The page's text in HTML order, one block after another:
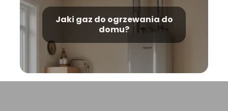
Jaki gaz do ogrzewania do
domu?